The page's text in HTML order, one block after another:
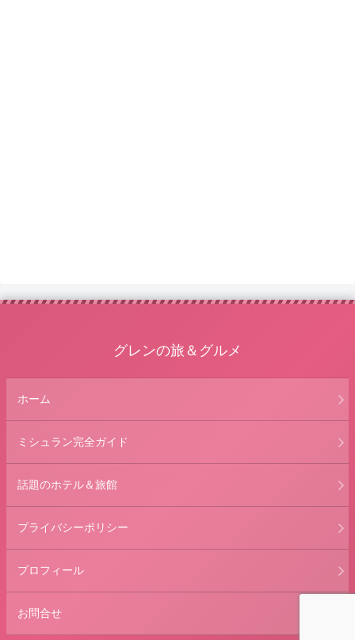
グレンの旅＆グルメ
ホーム
ミシュラン完全ガイド
話題のホテル＆旅館
プライバシーポリシー
プロフィール
お問合せ